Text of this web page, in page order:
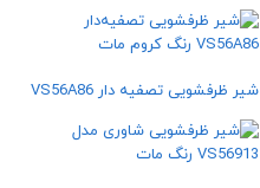
شیر ظرفشویی تصفیه‌ دار VS56A86